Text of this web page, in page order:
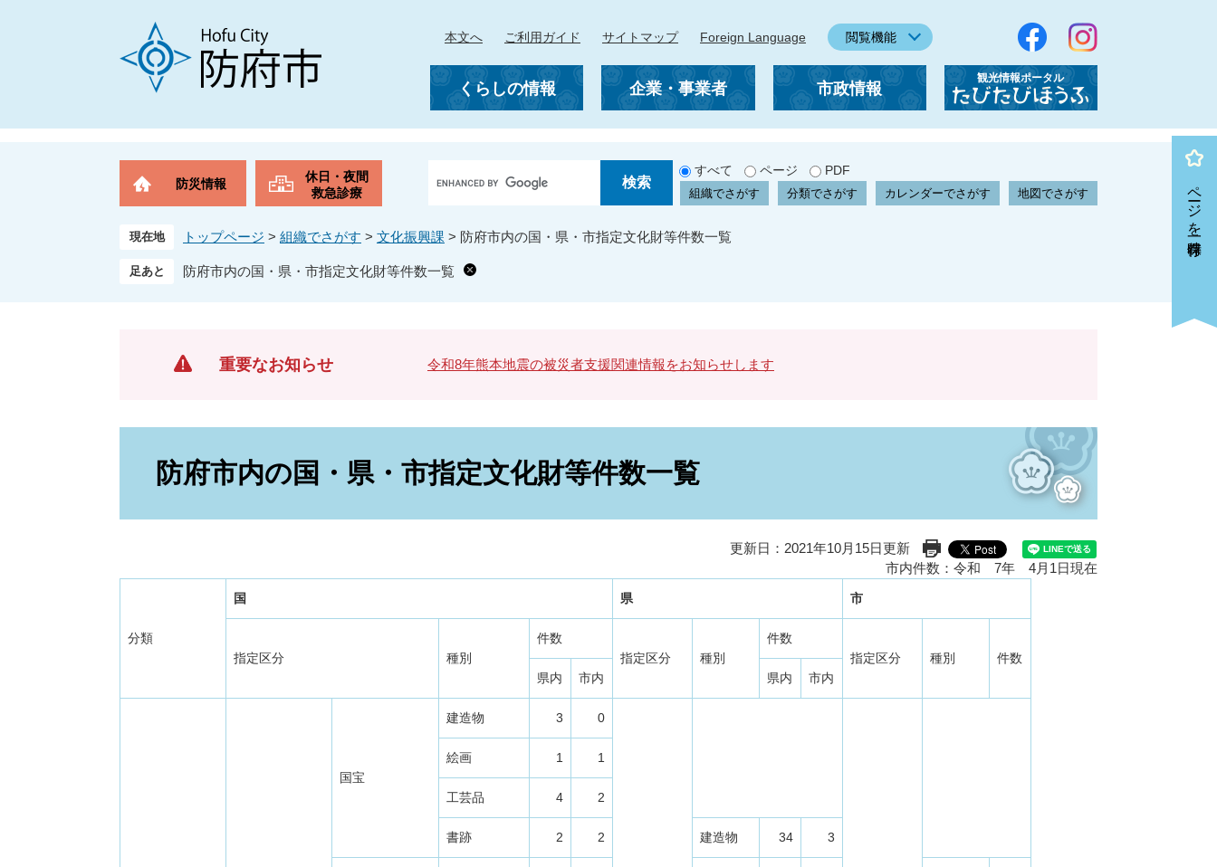
で
ば
本文へ ご利用ガイド サイトマップ Foreign Language 閲覧機能
くらしの情報 企業・事業者 市政情報
観光情報ポータル
「たびたびほうふ」
防災情報
休日・夜間
救急診療
g
l
検
すべて ページ PDF
組織でさがす 分類でさがす カレンダーでさがす 地図でさがす
現在地 トップページ > 組織でさがす > 文化振興課 > 防府市内の国・県・市指定文化財等件数一覧
防府市内の国・県・市指定文化財等件数一覧
重要なお知らせ 令和8年熊本地震の被災者支援関連情報をお知らせします
防府市内の国・県・市指定文化財等件数一覧
更新日：2021年10月15日更新
印刷ページ表示
市内件数：令和 7年 4月1日現在
分類
国 県 市
指定区分 種別
件数
指定区分
種別
件数
指定区分
種別
件数
県内
市内 県内 市内
国宝
建造物 3 0
絵画 1 1
工芸品 4 2
書跡 2 2 建造物 34 3
ページを一時保存